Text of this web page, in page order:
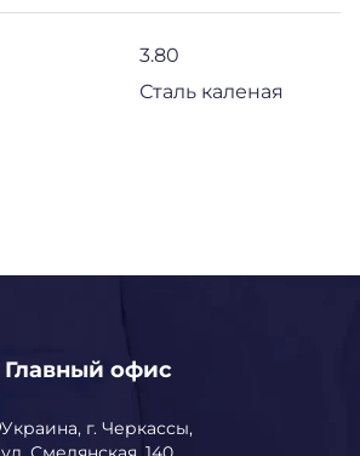
3.80
Сталь каленая
Главный офис
Украина, г. Черкассы,